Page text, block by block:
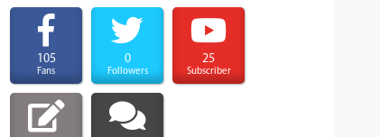
105
Fans
0
Followers
25
Subscriber